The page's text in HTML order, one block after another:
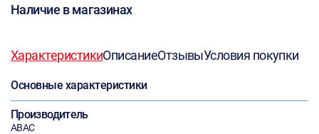
Наличие в магазинах
ХарактеристикиОписаниеОтзывыУсловия покупки
Основные характеристики
Производитель
ABAC